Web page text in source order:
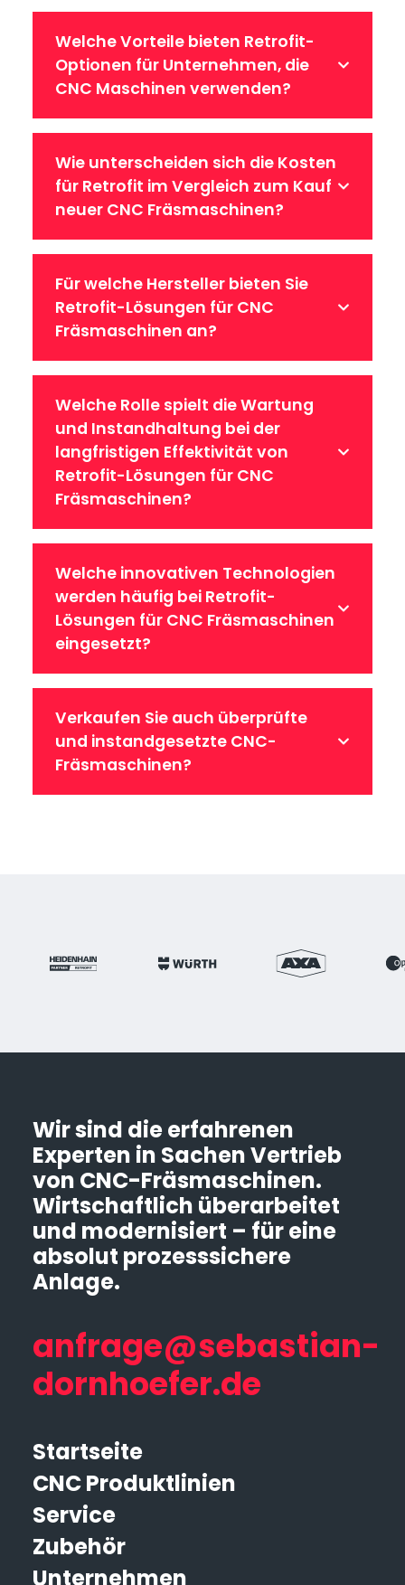
Welche Vorteile bieten Retrofit-
Optionen für Unternehmen, die
CNC Maschinen verwenden?
Wie unterscheiden sich die Kosten
für Retrofit im Vergleich zum Kauf
neuer CNC Fräsmaschinen?
Für welche Hersteller bieten Sie
Retrofit-Lösungen für CNC
Fräsmaschinen an?
Welche Rolle spielt die Wartung
und Instandhaltung bei der
langfristigen Effektivität von
Retrofit-Lösungen für CNC
Fräsmaschinen?
Welche innovativen Technologien
werden häufig bei Retrofit-
Lösungen für CNC Fräsmaschinen
eingesetzt?
Verkaufen Sie auch überprüfte
und instandgesetzte CNC-
Fräsmaschinen?
Startseite
CNC Produktlinien
Service
Zubehör
Unternehmen
Wir sind die erfahrenen
Experten in Sachen Vertrieb
von CNC-Fräsmaschinen.
Wirtschaftlich überarbeitet
und modernisiert – für eine
absolut prozesssichere
Anlage.
anfrage@sebastian-
dornhoefer.de